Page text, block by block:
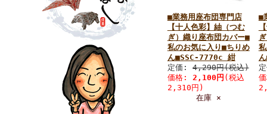
■業務用座布団専門店
【十人色彩】紬（つむ
ぎ）織り座布団カバー■
私のお気に入り■ちりめ
ん■SSC-7770c 紺
定価:4,290円(税込)
価格: 2,100円 (税込
2,310円)
在庫 ×
■